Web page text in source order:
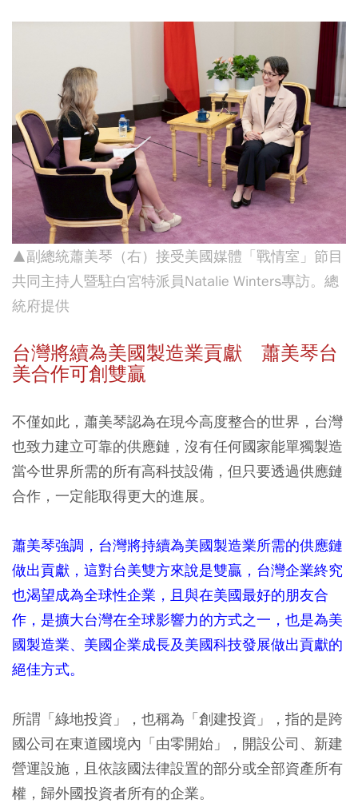
▲副總統蕭美琴（右）接受美國媒體「戰情室」節目
共同主持人暨駐白宮特派員Natalie Winters專訪。總
統府提供
台灣將續為美國製造業貢獻 蕭美琴台
美合作可創雙贏
不僅如此，蕭美琴認為在現今高度整合的世界，台灣
也致力建立可靠的供應鏈，沒有任何國家能單獨製造
當今世界所需的所有高科技設備，但只要透過供應鏈
合作，一定能取得更大的進展。
蕭美琴強調，台灣將持續為美國製造業所需的供應鏈
做出貢獻，這對台美雙方來說是雙贏，台灣企業終究
也渴望成為全球性企業，且與在美國最好的朋友合
作，是擴大台灣在全球影響力的方式之一，也是為美
國製造業、美國企業成長及美國科技發展做出貢獻的
絕佳方式。
所謂「綠地投資」，也稱為「創建投資」，指的是跨
國公司在東道國境內「由零開始」，開設公司、新建
營運設施，且依該國法律設置的部分或全部資產所有
權，歸外國投資者所有的企業。